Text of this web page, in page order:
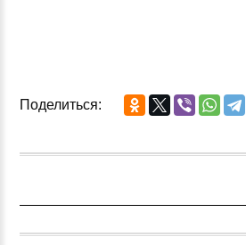
Поделиться: